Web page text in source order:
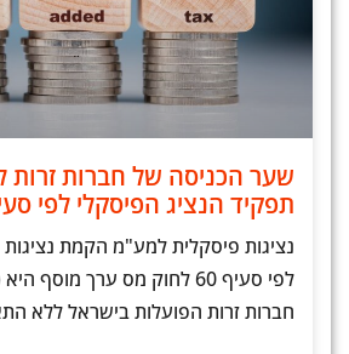
שער הכניסה של חברות זרות
תפקיד הנציג הפיסקלי לפי סעיף
נציגות פיסקלית למע"מ הקמת
לפי סעיף 60 לחוק מס ערך
חברות זרות הפועלות בישראל ללא